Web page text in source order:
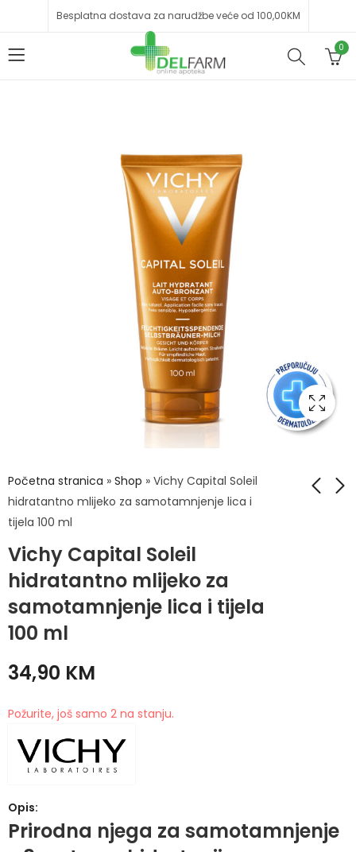
Besplatna dostava za narudžbe veće od 100,00KM
0
Početna stranica » Shop » Vichy Capital Soleil
hidratantno mlijeko za samotamnjenje lica i
tijela 100 ml
Vichy Capital Soleil
hidratantno mlijeko za
samotamnjenje lica i tijela
100 ml
23,92
34,90 KM
Požurite, još samo 2 na stanju.
Opis:
Prirodna njega za samotamnjenje